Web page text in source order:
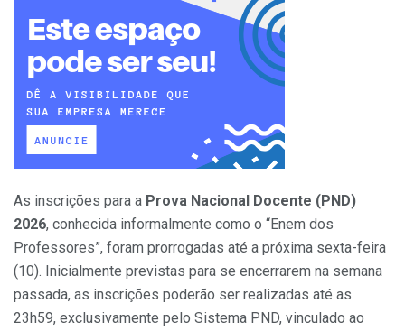
As inscrições para a Prova Nacional Docente (PND)
2026, conhecida informalmente como o “Enem dos
Professores”, foram prorrogadas até a próxima sexta-feira
(10). Inicialmente previstas para se encerrarem na semana
passada, as inscrições poderão ser realizadas até as
23h59, exclusivamente pelo Sistema PND, vinculado ao